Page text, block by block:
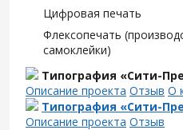
Цифровая печать
Флексопечать
самоклейки)
Типография «Сити-
Описание проекта Отзыв О
Типография «Сити-
Описание проекта Отзыв